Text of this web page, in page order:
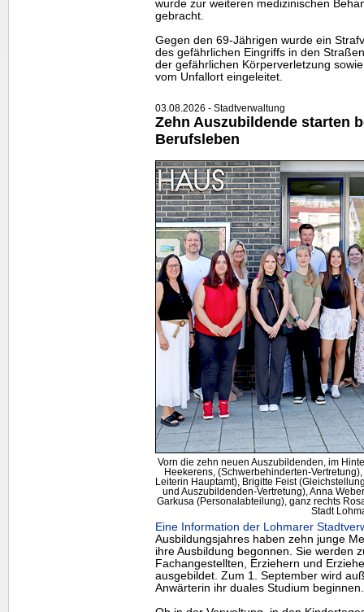
wurde zur weiteren medizinischen
gebracht.
Gegen den 69-Jährigen wurde ein
des gefährlichen Eingriffs in den
der gefährlichen Körperverletzung
vom Unfallort eingeleitet.
03.08.2026 - Stadtverwaltung
Zehn Auszubildende starten
Berufsleben
Vorn die zehn neuen Auszubildenden, im
Heekerens, (Schwerbehinderten-
Leiterin Hauptamt), Brigitte Feist
und Auszubildenden-Vertretung), Anna
Garkusa (Personalabteilung), ganz rechts
Stadt
Eine Information der Lohmarer
Ausbildungsjahres haben zehn junge
ihre Ausbildung begonnen. Sie werden
Fachangestellten, Erziehern und
ausgebildet. Zum 1. September wird
Anwärterin ihr duales Studium beginnen.